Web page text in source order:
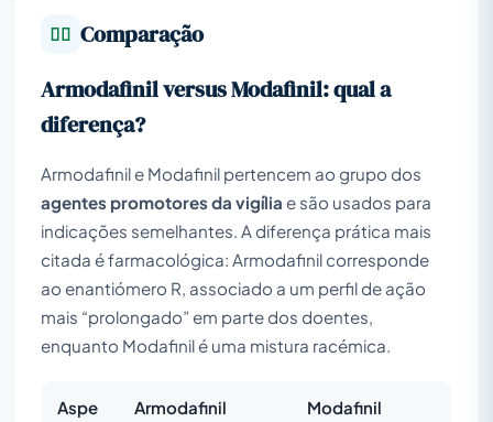
Comparação
Armodafinil versus Modafinil: qual a
diferença?
Armodafinil e Modafinil pertencem ao grupo dos
agentes promotores da vigília e são usados para
indicações semelhantes. A diferença prática mais
citada é farmacológica: Armodafinil corresponde
ao enantiómero R, associado a um perfil de ação
mais “prolongado” em parte dos doentes,
enquanto Modafinil é uma mistura racémica.
Aspe
Armodafinil Modafinil